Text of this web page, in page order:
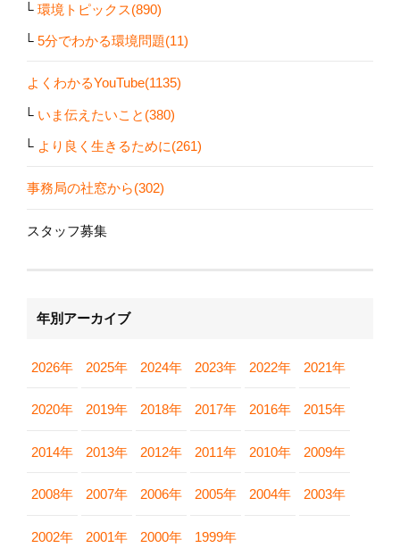
環境トピックス(890)
5分でわかる環境問題(11)
よくわかるYouTube(1135)
いま伝えたいこと(380)
より良く生きるために(261)
事務局の社窓から(302)
スタッフ募集
年別アーカイブ
2026年 2025年 2024年 2023年 2022年 2021年
2020年 2019年 2018年 2017年 2016年 2015年
2014年 2013年 2012年 2011年 2010年 2009年
2008年 2007年 2006年 2005年 2004年 2003年
2002年 2001年 2000年 1999年